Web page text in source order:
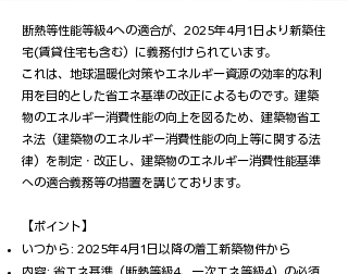
断熱等性能等級4への適合が、2025年4月1日より新築住
宅(賃貸住宅も含む）に義務付けられています。
これは、地球温暖化対策やエネルギー資源の効率的な利
用を目的とした省エネ基準の改正によるものです。 建築
物のエネルギー消費性能の向上を図るため、建築物省エ
ネ法（建築物のエネルギー消費性能の向上等に関する法
律）を制定・改正し、建築物のエネルギー消費性能基準
への適合義務等の措置を講じております。
【ポイント】
いつから: 2025年4月1日以降の着工新築物件から
内容: 省エネ基準（断熱等級4、一次エネ等級4）の必須